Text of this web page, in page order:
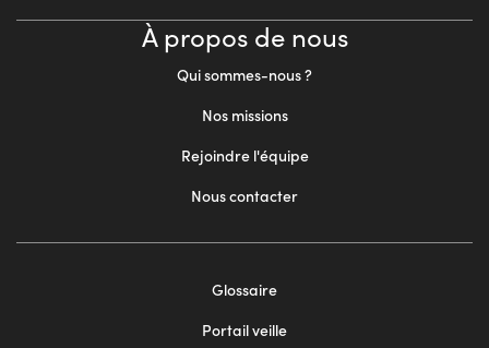
À propos de nous
Qui sommes-nous ?
Nos missions
Rejoindre l'équipe
Nous contacter
Glossaire
Portail veille